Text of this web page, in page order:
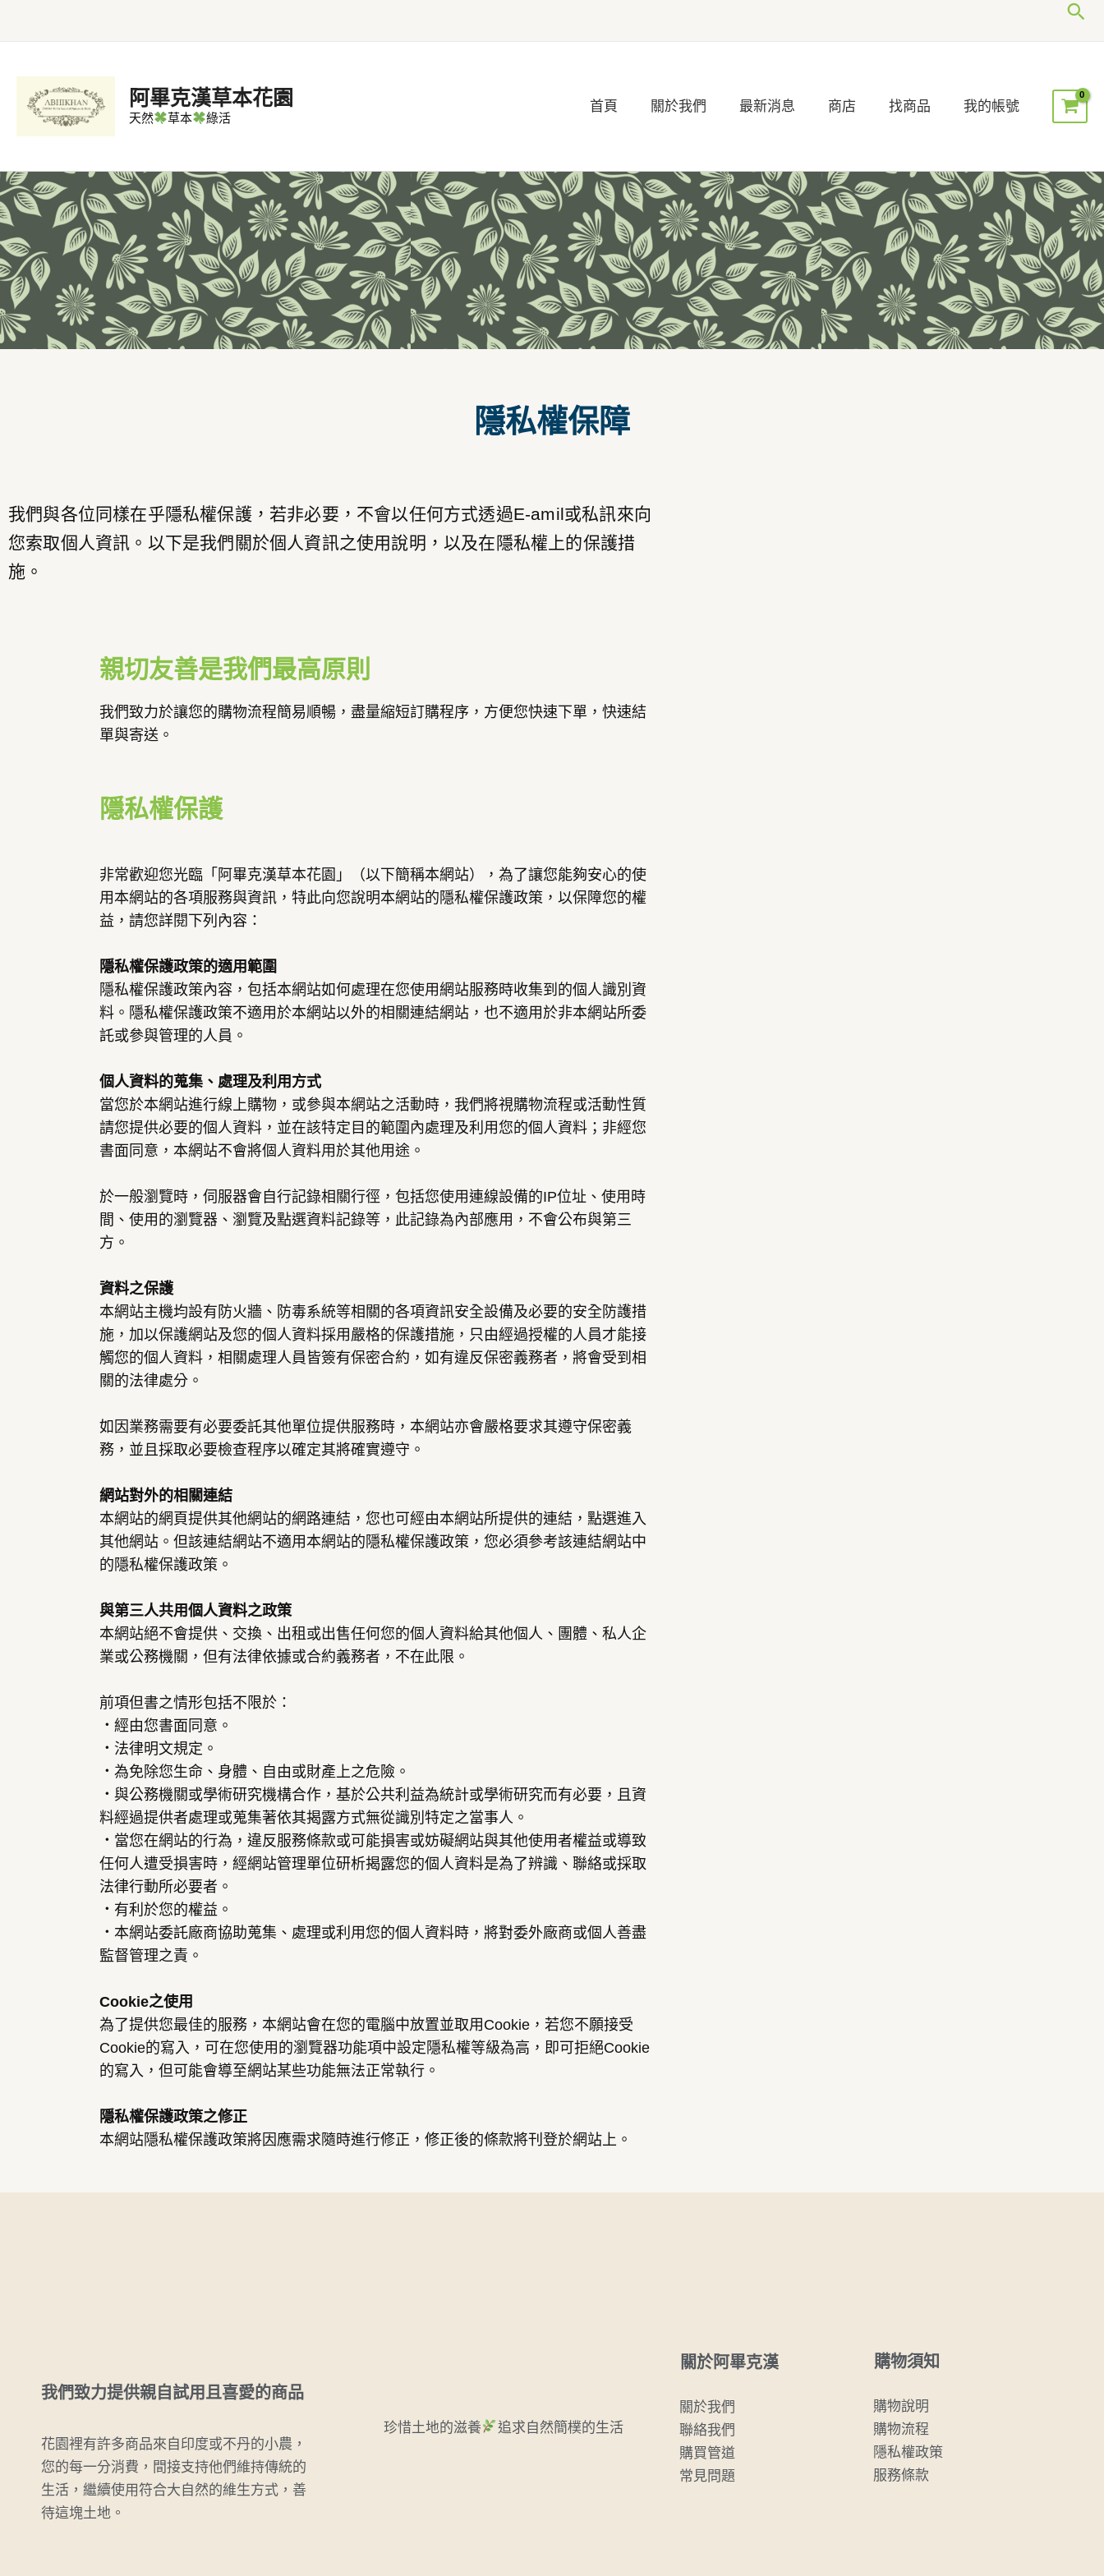
搜
阿畢克漢草本花園
天然 草本 綠活
首頁 關於我們 最新消息 商店 找商品 我的帳號
隱私權保障
我們與各位同樣在乎隱私權保護，若非必要，不會以任何方式透過E-amil或私訊來向
您索取個人資訊。以下是我們關於個人資訊之使用說明，以及在隱私權上的保護措
施。
親切友善是我們最高原則
我們致力於讓您的購物流程簡易順暢，盡量縮短訂購程序，方便您快速下單，快速結
單與寄送。
隱私權保護
非常歡迎您光臨「阿畢克漢草本花園」（以下簡稱本網站），為了讓您能夠安心的使
用本網站的各項服務與資訊，特此向您說明本網站的隱私權保護政策，以保障您的權
益，請您詳閱下列內容：
隱私權保護政策的適用範圍
隱私權保護政策內容，包括本網站如何處理在您使用網站服務時收集到的個人識別資
料。隱私權保護政策不適用於本網站以外的相關連結網站，也不適用於非本網站所委
託或參與管理的人員。
個人資料的蒐集、處理及利用方式
當您於本網站進行線上購物，或參與本網站之活動時，我們將視購物流程或活動性質
請您提供必要的個人資料，並在該特定目的範圍內處理及利用您的個人資料；非經您
書面同意，本網站不會將個人資料用於其他用途。
於一般瀏覽時，伺服器會自行記錄相關行徑，包括您使用連線設備的IP位址、使用時
間、使用的瀏覽器、瀏覽及點選資料記錄等，此記錄為內部應用，不會公布與第三
方。
資料之保護
本網站主機均設有防火牆、防毒系統等相關的各項資訊安全設備及必要的安全防護措
施，加以保護網站及您的個人資料採用嚴格的保護措施，只由經過授權的人員才能接
觸您的個人資料，相關處理人員皆簽有保密合約，如有違反保密義務者，將會受到相
關的法律處分。
如因業務需要有必要委託其他單位提供服務時，本網站亦會嚴格要求其遵守保密義
務，並且採取必要檢查程序以確定其將確實遵守。
網站對外的相關連結
本網站的網頁提供其他網站的網路連結，您也可經由本網站所提供的連結，點選進入
其他網站。但該連結網站不適用本網站的隱私權保護政策，您必須參考該連結網站中
的隱私權保護政策。
與第三人共用個人資料之政策
本網站絕不會提供、交換、出租或出售任何您的個人資料給其他個人、團體、私人企
業或公務機關，但有法律依據或合約義務者，不在此限。
前項但書之情形包括不限於：
． 經由您書面同意。
． 法律明文規定。
． 為免除您生命、身體、自由或財產上之危險。
． 與公務機關或學術研究機構合作，基於公共利益為統計或學術研究而有必要，且資
料經過提供者處理或蒐集著依其揭露方式無從識別特定之當事人。
． 當您在網站的行為，違反服務條款或可能損害或妨礙網站與其他使用者權益或導致
任何人遭受損害時，經網站管理單位研析揭露您的個人資料是為了辨識、聯絡或採取
法律行動所必要者。
． 有利於您的權益。
． 本網站委託廠商協助蒐集、處理或利用您的個人資料時，將對委外廠商或個人善盡
監督管理之責。
Cookie之使用
為了提供您最佳的服務，本網站會在您的電腦中放置並取用Cookie，若您不願接受
Cookie的寫入，可在您使用的瀏覽器功能項中設定隱私權等級為高，即可拒絕Cookie
的寫入，但可能會導至網站某些功能無法正常執行。
隱私權保護政策之修正
本網站隱私權保護政策將因應需求隨時進行修正，修正後的條款將刊登於網站上。
我們致力提供親自試用且喜愛的商品
花園裡有許多商品來自印度或不丹的小農，
您的每一分消費，間接支持他們維持傳統的
生活，繼續使用符合大自然的維生方式，善
待這塊土地。
珍惜土地的滋養 追求自然簡樸的生活
關於阿畢克漢
關於我們
聯絡我們
購買管道
常見問題
購物須知
購物說明
購物流程
隱私權政策
服務條款